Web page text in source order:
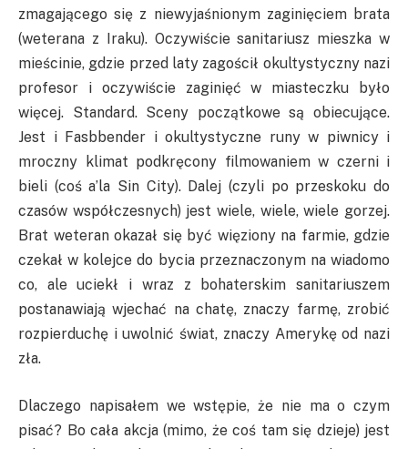
zmagającego się z niewyjaśnionym zaginięciem brata
(weterana z Iraku). Oczywiście sanitariusz mieszka w
mieścinie, gdzie przed laty zagościł okultystyczny nazi
profesor i oczywiście zaginięć w miasteczku było
więcej. Standard. Sceny początkowe są obiecujące.
Jest i Fasbbender i okultystyczne runy w piwnicy i
mroczny klimat podkręcony filmowaniem w czerni i
bieli (coś a’la Sin City). Dalej (czyli po przeskoku do
czasów współczesnych) jest wiele, wiele, wiele gorzej.
Brat weteran okazał się być więziony na farmie, gdzie
czekał w kolejce do bycia przeznaczonym na wiadomo
co, ale uciekł i wraz z bohaterskim sanitariuszem
postanawiają wjechać na chatę, znaczy farmę, zrobić
rozpierduchę i uwolnić świat, znaczy Amerykę od nazi
zła.
Dlaczego napisałem we wstępie, że nie ma o czym
pisać? Bo cała akcja (mimo, że coś tam się dzieje) jest